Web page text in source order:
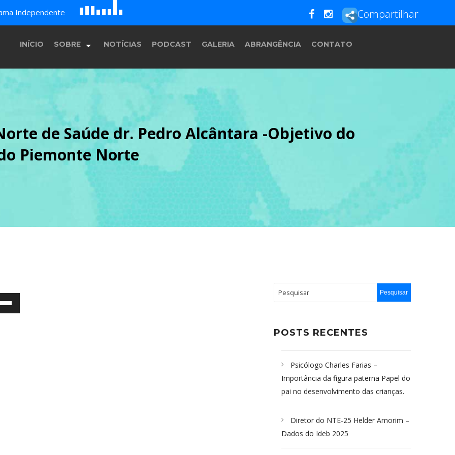
Independente B c
D
E F G Compartilhar
INÍCIO SOBRE
História
Equipe
Programação
NOTÍCIAS PODCAST GALERIA ABRANGÊNCIA CONTATO
de Saúde dr. Pedro Alcântara -Objetivo do
Piemonte Norte
POSTS RECENTES
Psicólogo Charles Farias –
Importância da figura paterna Papel do
pai no desenvolvimento das crianças.
Diretor do NTE-25 Helder Amorim –
Dados do Ideb 2025